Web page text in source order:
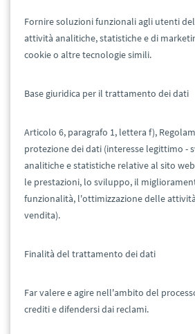
Fornire soluzioni funzionali agli utenti
attività analitiche, statistiche e di
cookie o altre tecnologie simili.
Base giuridica per il trattamento dei dati
Articolo 6, paragrafo 1, lettera f),
protezione dei dati (interesse legittimo -
analitiche e statistiche relative al sito
le prestazioni, lo sviluppo, il
funzionalità, l'ottimizzazione delle
vendita).
Finalità del trattamento dei dati
Far valere e agire nell'ambito del
crediti e difendersi dai reclami.